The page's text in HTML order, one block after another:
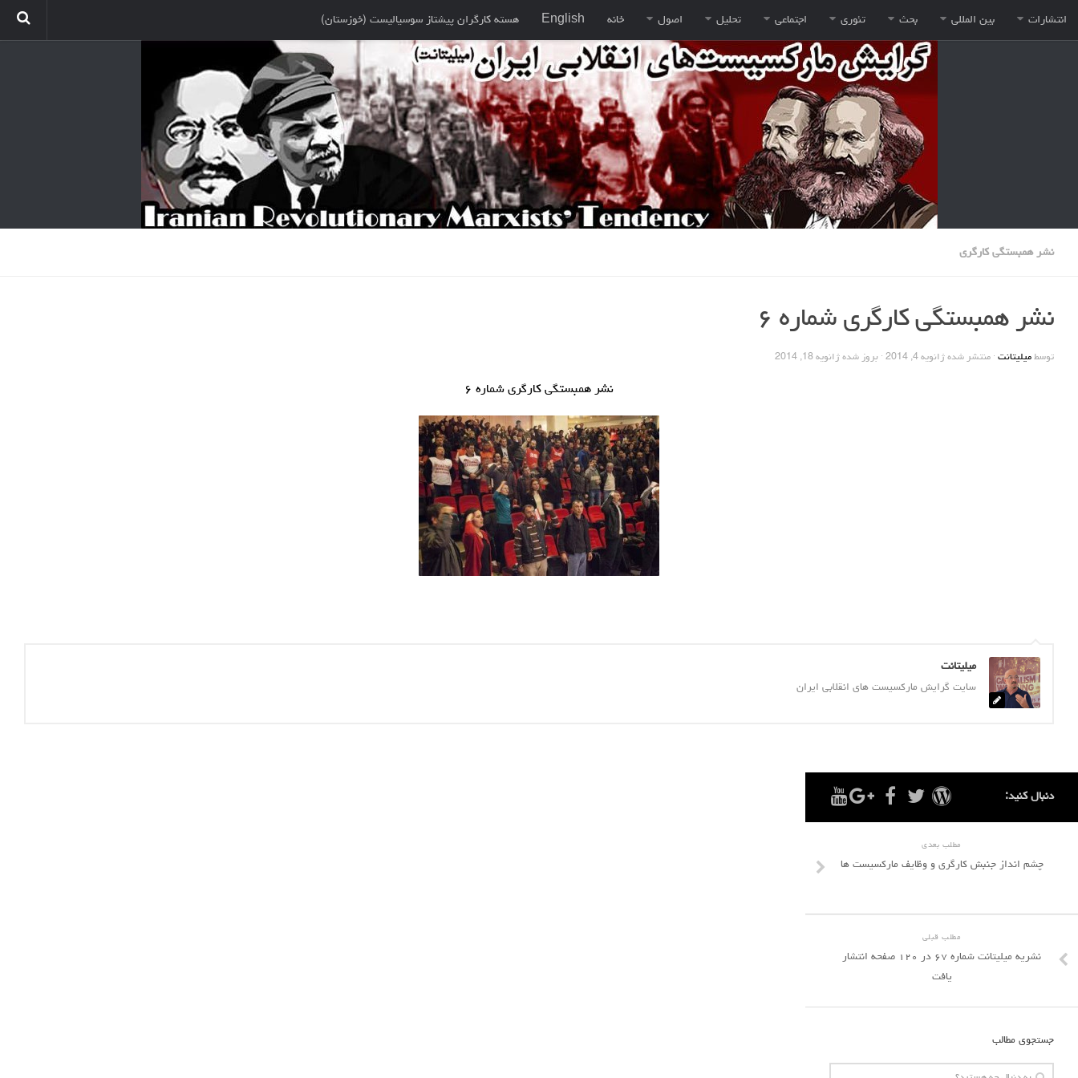
انتشارات بین المللی بحث تئوری اجتماعی تحلیل اصول خانه English هسته کارگران پيشتاز سوسياليست (خوزستان)
نشر همبستگی کارگری
نشر همبستگی کارگری شماره ۶
توسط میلیتانت · منتشر شده ژانویه 4, 2014 · بروز شده ژانویه 18, 2014
نشر همبستگی کارگری شماره ۶
میلیتانت
سایت گرایش مارکسیست های انقلابی ایران
دنبال کنید:
مطلب بعدی
چشم انداز جنبش کارگری و وظایف مارکسیست ها
مطلب قبلی
نشریه میلیتانت شماره ۶۷ در ۱۲۰ صفحه انتشار
یافت
جستجوی مطالب